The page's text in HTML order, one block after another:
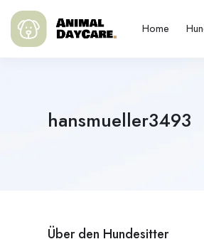
Home
hansmueller3493
Über den Hundesitter